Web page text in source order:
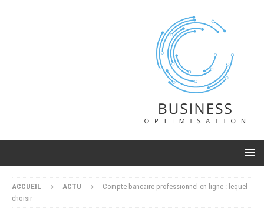
ACCUEIL ACTU
Compte bancaire professionnel en ligne : lequel
choisir